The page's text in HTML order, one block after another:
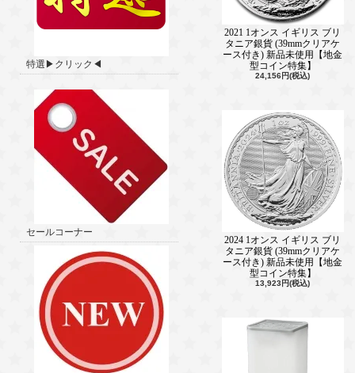
特選▶クリック◀
セールコーナー
2021 1オンス イギリス ブリ
タニア銀貨 (39mmクリアケ
ース付き) 新品未使用【地金
型コイン特集】
24,156円(税込)
2024 1オンス イギリス ブリ
タニア銀貨 (39mmクリアケ
ース付き) 新品未使用【地金
型コイン特集】
13,923円(税込)